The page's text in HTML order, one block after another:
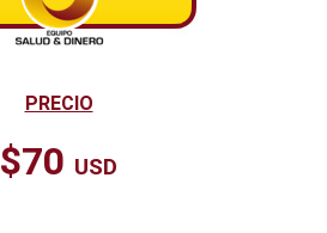
PRECIO
$70 USD